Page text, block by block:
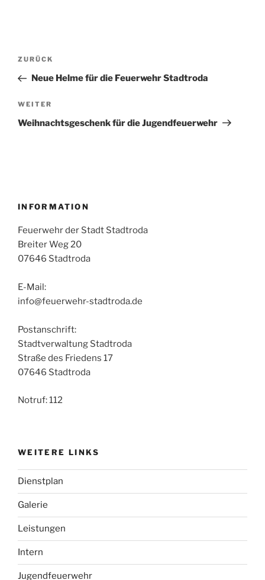
Beitragsnavigation
Vorheriger
Beitrag
ZURÜCK
Neue Helme für die Feuerwehr Stadtroda
Nächster
Beitrag
WEITER
Weihnachtsgeschenk für die Jugendfeuerwehr
INFORMATION
Feuerwehr der Stadt Stadtroda
Breiter Weg 20
07646 Stadtroda
E-Mail:
info@feuerwehr-stadtroda.de
Postanschrift:
Stadtverwaltung Stadtroda
Straße des Friedens 17
07646 Stadtroda
Notruf: 112
WEITERE LINKS
Dienstplan
Galerie
Leistungen
Intern
Jugendfeuerwehr